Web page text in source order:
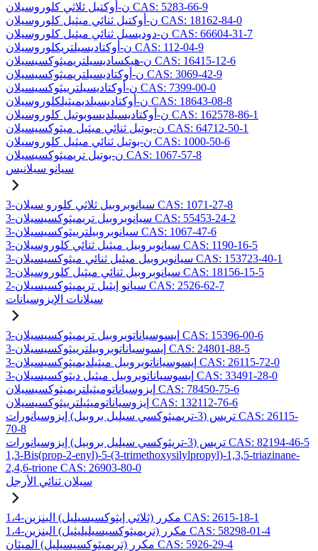
ن-أوكتيل ثلاثي كلوروسيلان CAS: 5283-66-9
ن-أوكتيل ثنائي ميثيل كلوروسيلان CAS: 18162-84-0
ن-دوديسيل ثنائي ميثيل كلوروسيلان CAS: 66604-31-7
ن-أوكتاديسيلتريكلوروسيلان CAS: 112-04-9
ن-هيكساديسيلتريميثوكسيسيلان CAS: 16415-12-6
ن-أوكتاديسيلتريميثوكسيسيلان CAS: 3069-42-9
ن-أوكتاديسيلترييثوكسيسيلان CAS: 7399-00-0
ن-أوكتاديسيلديميثيلكلوروسيلان CAS: 18643-08-8
ن-أوكتاديسيلديسوبوتيل كلوروسيلان CAS: 162578-86-1
ن-بوتيل ثنائي ميثيل ميثوكسيسيلان CAS: 64712-50-1
ن-بوتيل ثنائي ميثيل كلوروسيلان CAS: 1000-50-6
ن-بوتيل تريميثوكسيسيلان CAS: 1067-57-8
سيانو سيلانيس
3-سيانوبروبيل ثلاثي كلورو سيلان CAS: 1071-27-8
3-سيانوبروبيل تريميثوكسيسيلان CAS: 55453-24-2
3-سيانوبروبيلترييثوكسيسيلان CAS: 1067-47-6
3-سيانوبروبيل ميثيل ثنائي كلوروسيلان CAS: 1190-16-5
3-سيانوبروبيل ميثيل ثنائي ميثوكسيسيلان CAS: 153723-40-1
3-سيانوبروبيل ثنائي ميثيل كلوروسيلان CAS: 18156-15-5
2-سيانو إيثيل تريميثوكسيسيلان CAS: 2526-62-7
سيلانات الإيزوسيانات
3-إيسوسياناتوبروبيل تريميثوكسيسيلان CAS: 15396-00-6
3-إيسوسياناتوبروبيلترييثوكسيسيلان CAS: 24801-88-5
3-إيسوسياناتوبروبيل ميثيلديميثوكسيسيلان CAS: 26115-72-0
3-إيسوسياناتوبروبيل ميثيل ديثوكسيسيلان CAS: 33491-28-0
إيزوسياناتوميثيلتريميثوكسيسيلان CAS: 78450-75-6
إيزوسياناتوميثيلترييثوكسيسيلان CAS: 132112-76-6
تريس (3-تريميثوكسي سيليل بروبيل) إيزوسيانورات CAS: 26115-
70-8
تريس (3-تريثوكسي سيليل بروبيل) إيزوسيانورات CAS: 82194-46-5
1,3-Bis(prop-2-enyl)-5-(3-trimethoxysilylpropyl)-1,3,5-triazinane-
2,4,6-trione CAS: 26903-80-0
سيلان ثنائي الأرجل
1،4-مكرر (ثلاثي إيثوكسيسيليل) البنزين CAS: 2615-18-1
1،4-مكرر (تريميثوكسيسيليليثيل) البنزين CAS: 58298-01-4
مكرر (تريميثوكسيسيليل) الميثان CAS: 5926-29-4